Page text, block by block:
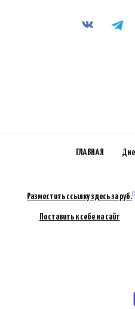
ГЛАВНАЯ
Разместить ссылку здесь за руб.
Поставить к себе на сайт